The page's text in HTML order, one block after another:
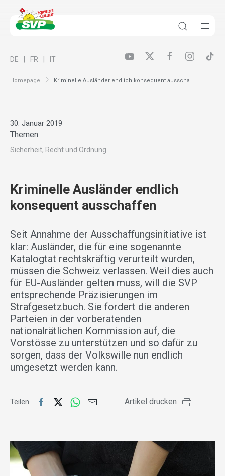
Homepage Kriminelle Ausländer endlich konsequent ausscha...
DE FR IT
30. Januar 2019
Themen
Sicherheit, Recht und Ordnung
Kriminelle Ausländer endlich
konsequent ausschaffen
Seit Annahme der Ausschaffungsinitiative ist
klar: Ausländer, die für eine sogenannte
Katalogtat rechtskräftig verurteilt wurden,
müssen die Schweiz verlassen. Weil dies auch
für EU-Ausländer gelten muss, will die SVP
entsprechende Präzisierungen im
Strafgesetzbuch. Sie fordert die anderen
Parteien in der vorberatenden
nationalrätlichen Kommission auf, die
Vorstösse zu unterstützen und so dafür zu
sorgen, dass der Volkswille nun endlich
umgesetzt werden kann.
Teilen Artikel drucken